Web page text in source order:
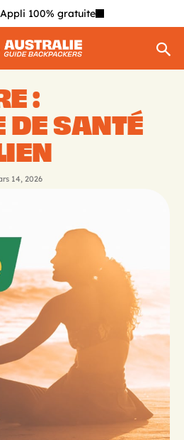
Appli 100% gratuite
:
DE SANTÉ
14, 2026